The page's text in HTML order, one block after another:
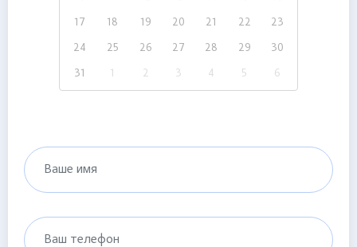
17 18 19 20 21 22 23
24 25 26 27 28 29 30
31 1 2 3 4 5 6
Ваше имя
Ваш телефон